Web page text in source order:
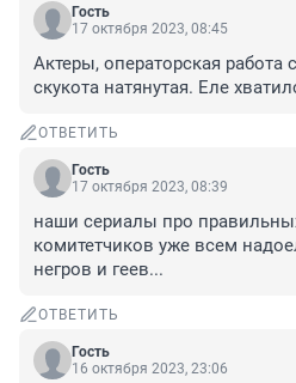
Гость
17 октября 2023, 08:45
Актеры, операторская работа
скукота натянутая. Еле
ОТВЕТИТЬ
Гость
17 октября 2023, 08:39
наши сериалы про
комитетчиков уже всем
негров и геев...
ОТВЕТИТЬ
Гость
16 октября 2023, 23:06